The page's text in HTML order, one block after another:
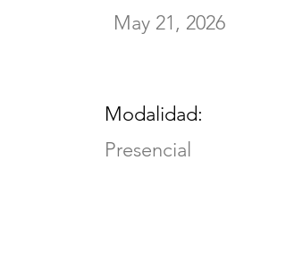
May 21, 2026
Modalidad:
Presencial